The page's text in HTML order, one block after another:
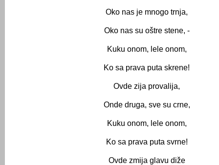
Oko nas je mnogo trnja,
Oko nas su oštre stene, -
Kuku onom, lele onom,
Ko sa prava puta skrene!
Ovde zija provalija,
Onde druga, sve su crne,
Kuku onom, lele onom,
Ko sa prava puta svrne!
Ovde zmija glavu diže